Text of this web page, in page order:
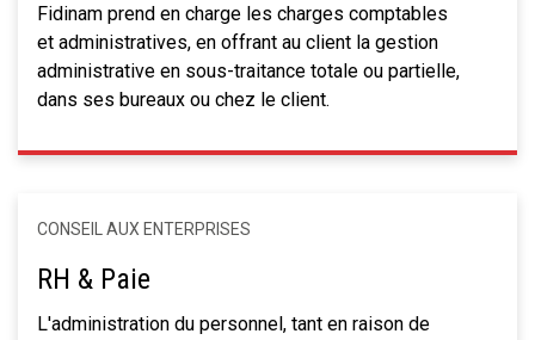
Fidinam prend en charge les charges comptables
et administratives, en offrant au client la gestion
administrative en sous-traitance totale ou partielle,
dans ses bureaux ou chez le client.
CONSEIL AUX ENTERPRISES
RH & Paie
L'administration du personnel, tant en raison de